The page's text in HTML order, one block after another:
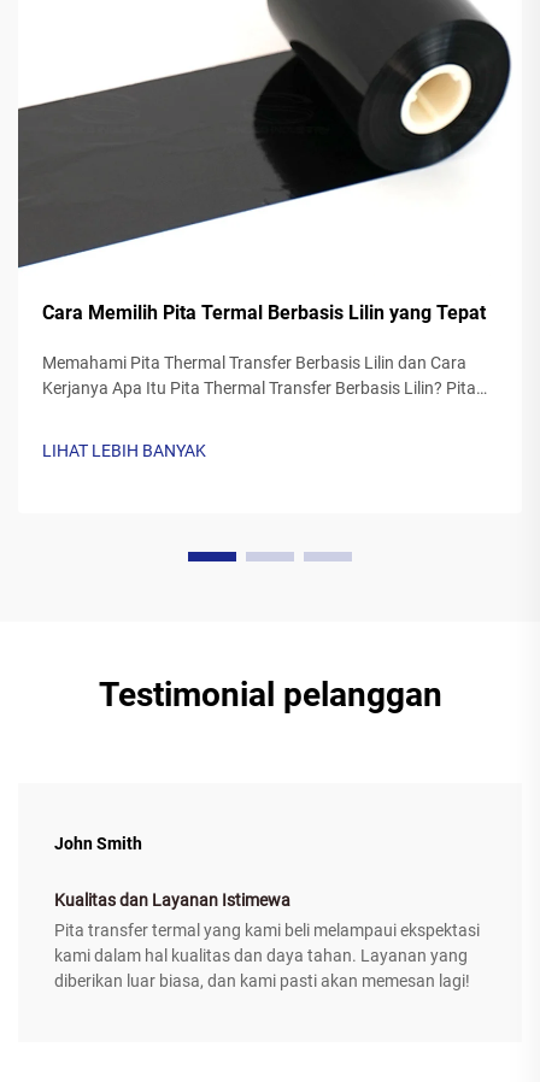
Cara Memilih Pita Termal Berbasis Lilin yang Tepat
Memahami Pita Thermal Transfer Berbasis Lilin dan Cara
Kerjanya Apa Itu Pita Thermal Transfer Berbasis Lilin? Pita
LIHAT LEBIH BANYAK
Testimonial pelanggan
John Smith
Kualitas dan Layanan Istimewa
Pita transfer termal yang kami beli melampaui ekspektasi
kami dalam hal kualitas dan daya tahan. Layanan yang
diberikan luar biasa, dan kami pasti akan memesan lagi!